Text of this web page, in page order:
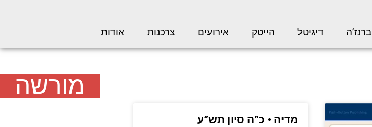
ברנז’ה דיגיטל הייטק אירועים צרכנות אודות
מדיה • כ”ה סיון תש”ע
מורשה